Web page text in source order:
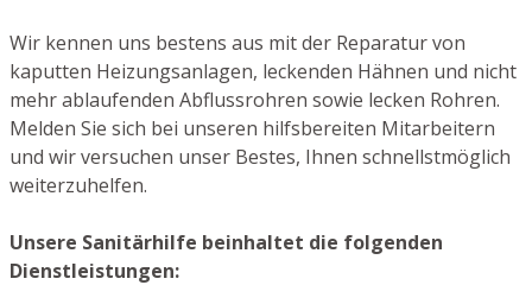
Wir kennen uns bestens aus mit der Reparatur von
kaputten Heizungsanlagen, leckenden Hähnen und nicht
mehr ablaufenden Abflussrohren sowie lecken Rohren.
Melden Sie sich bei unseren hilfsbereiten Mitarbeitern
und wir versuchen unser Bestes, Ihnen schnellstmöglich
weiterzuhelfen.
Unsere Sanitärhilfe beinhaltet die folgenden
Dienstleistungen: